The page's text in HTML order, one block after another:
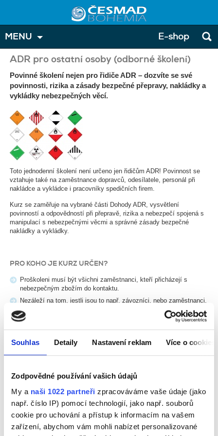
Souhlas Detaily Nastavení reklam Více o cookies
Zodpovědné používání vašich údajů
My a naši 1022 partneři zpracováváme vaše údaje (jako
např. číslo IP) pomocí technologií, jako např. souborů
cookie pro uchování a přístup k informacím na vašem
zařízení, abychom vám mohli nabízet personalizované
ADR pro ostatní osoby (odborné školení)
Povinné školení nejen pro řidiče ADR – dozvíte se své
povinnosti, rizika a zásady bezpečné přepravy, nakládky a
vykládky nebezpečných věcí.
Toto jednodenní školení není určeno jen řidičům ADR! Povinnost se
vztahuje také na zaměstnance dopravců, odesílatele, personál při
nakládce a vykládce i pracovníky spedičních firem.
Kurz se zaměřuje na vybrané části Dohody ADR, vysvětlení
povinností a odpovědností při přepravě, rizika a nebezpečí spojená s
manipulací s nebezpečnými věcmi a správné zásady bezpečné
nakládky a vykládky.
PRO KOHO JE KURZ URČEN?
Proškoleni musí být všichni zaměstnanci, kteří přicházejí s
nebezpečným zbožím do kontaktu.
Nezáleží na tom, jestli jsou to např. závozníci, nebo zaměstnanci,
kteří zboží balí, nakládají na vozidla, vykládají do skladu,
manipulují s ním, plní plynové lahve, nebo jen administrativně
Nabízíme vám poradenskou službu. Co pro vás uděláme?
Nejdříve společně zjistíme, kdo z vašich zaměstnanců přichází do
kontaktu s nebezpečnými věcmi a v jakém rozsahu. Tito
zaměstnanci musí vědět, jaké jsou jejich povinnosti ze zákona.
Vyhnete se tak případným nepříjemnostem ve vztahu ke svým
zákazníkům, nebo pokutám při kontrolách.
Podle toho, s jakými nebezpečnými věcmi zaměstnanci zachází,
MENU E-shop